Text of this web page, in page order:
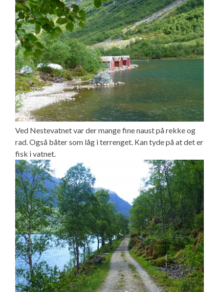
Ved Nestevatnet var der mange fine naust på rekke og
rad. Også båter som låg i terrenget. Kan tyde på at det er
fisk i vatnet.